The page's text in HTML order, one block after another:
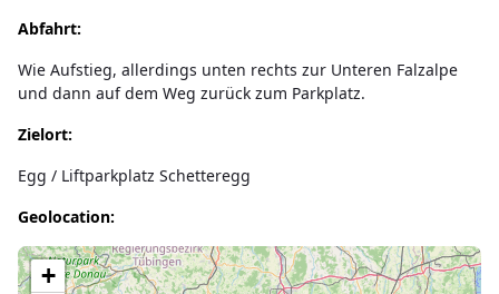
Abfahrt:
Wie Aufstieg, allerdings unten rechts zur Unteren Falzalpe
und dann auf dem Weg zurück zum Parkplatz.
Zielort:
Egg / Liftparkplatz Schetteregg
Geolocation:
Lade Karte...
+